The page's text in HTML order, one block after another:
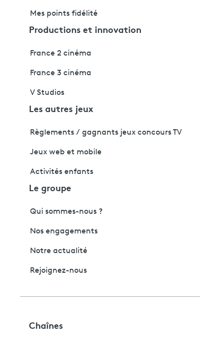
Mes points fidélité
Productions et innovation
France 2 cinéma
France 3 cinéma
V Studios
Les autres jeux
Règlements / gagnants jeux concours TV
Jeux web et mobile
Activités enfants
Le groupe
Qui sommes-nous ?
Nos engagements
Notre actualité
Rejoignez-nous
Chaînes